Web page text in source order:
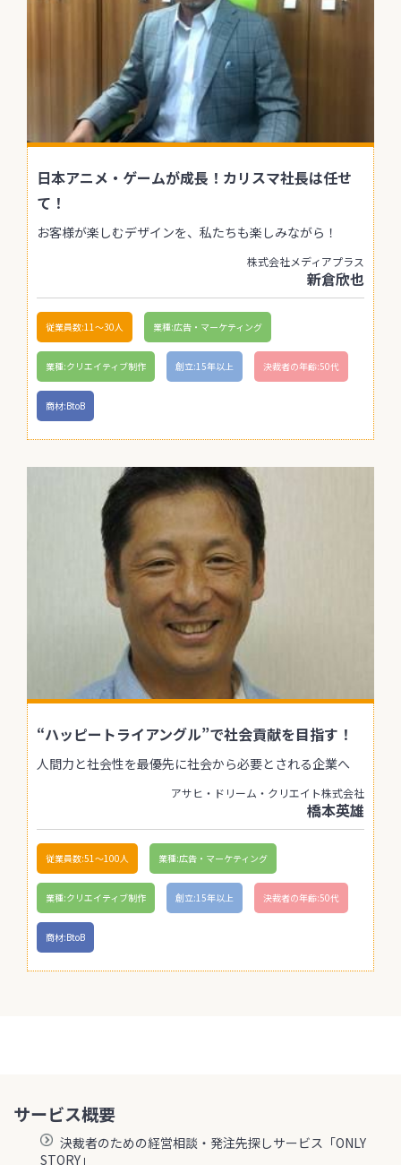
日本アニメ・ゲームが成長！カリスマ社長は任せ
て！
お客様が楽しむデザインを、私たちも楽しみながら！
株式会社メディアプラス
新倉欣也
従業員数:11〜30人 業種:広告・マーケティング
業種:クリエイティブ制作 創立:15年以上 決裁者の年齢:50代
商材:BtoB
“ハッピートライアングル”で社会貢献を目指す！
人間力と社会性を最優先に社会から必要とされる企業へ
アサヒ・ドリーム・クリエイト株式会社
橋本英雄
従業員数:51〜100人 業種:広告・マーケティング
業種:クリエイティブ制作 創立:15年以上 決裁者の年齢:50代
商材:BtoB
サービス概要
決裁者のための経営相談・発注先探しサービス「ONLY
STORY」